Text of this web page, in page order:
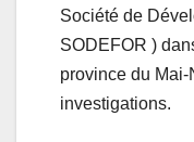
Société de
SODEFOR )
province du
investigations.